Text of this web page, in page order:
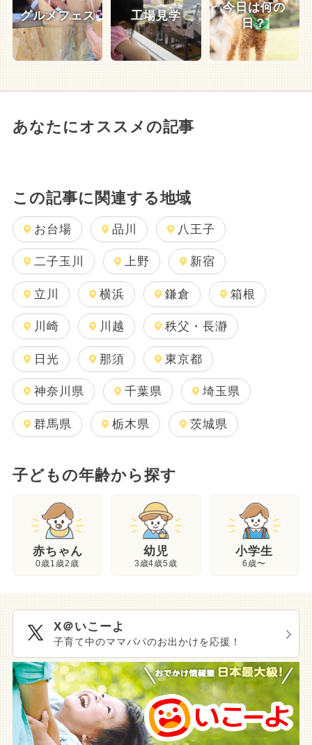
グルメフェス 工場見学
今日は何の
日？
あなたにオススメの記事
この記事に関連する地域
お台場 品川 八王子
二子玉川 上野 新宿
立川 横浜 鎌倉 箱根
川崎 川越 秩父・長瀞
日光 那須 東京都
神奈川県 千葉県 埼玉県
群馬県 栃木県 茨城県
子どもの年齢から探す
赤ちゃん
0歳1歳2歳
幼児
3歳4歳5歳
小学生
6歳〜
X＠いこーよ
子育て中のママパパのお出かけを応援！